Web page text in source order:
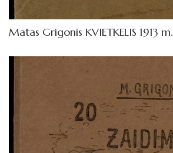
Matas Grigonis KVIETKELIS 1913 m.